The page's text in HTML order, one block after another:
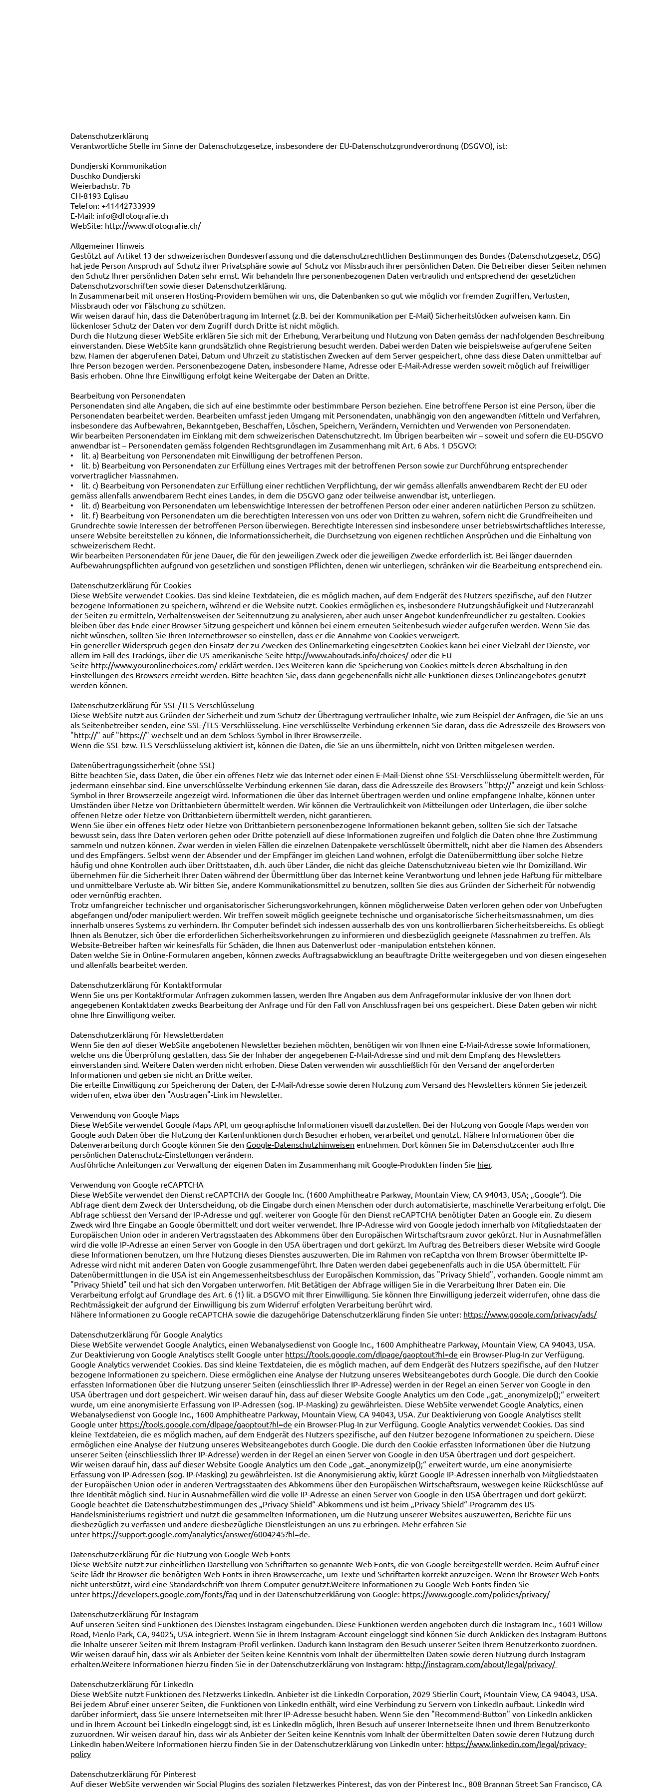
Datenschutzerklärung
Verantwortliche Stelle im Sinne der Datenschutzgesetze, insbesondere der EU-Datenschutzgrundverordnung (DSGVO), ist:
Dundjerski Kommunikation
Duschko Dundjerski
Weierbachstr. 7b
CH-8193 Eglisau
Telefon: +41442733939
E-Mail: info@dfotografie.ch
WebSite: http://www.dfotografie.ch/
Allgemeiner Hinweis
Gestützt auf Artikel 13 der schweizerischen Bundesverfassung und die datenschutzrechtlichen Bestimmungen des Bundes (Datenschutzgesetz, DSG)
hat jede Person Anspruch auf Schutz ihrer Privatsphäre sowie auf Schutz vor Missbrauch ihrer persönlichen Daten. Die Betreiber dieser Seiten nehmen
den Schutz Ihrer persönlichen Daten sehr ernst. Wir behandeln Ihre personenbezogenen Daten vertraulich und entsprechend der gesetzlichen
Datenschutzvorschriften sowie dieser Datenschutzerklärung.
In Zusammenarbeit mit unseren Hosting-Providern bemühen wir uns, die Datenbanken so gut wie möglich vor fremden Zugriffen, Verlusten,
Missbrauch oder vor Fälschung zu schützen.
Wir weisen darauf hin, dass die Datenübertragung im Internet (z.B. bei der Kommunikation per E-Mail) Sicherheitslücken aufweisen kann. Ein
lückenloser Schutz der Daten vor dem Zugriff durch Dritte ist nicht möglich.
Durch die Nutzung dieser WebSite erklären Sie sich mit der Erhebung, Verarbeitung und Nutzung von Daten gemäss der nachfolgenden Beschreibung
einverstanden. Diese WebSite kann grundsätzlich ohne Registrierung besucht werden. Dabei werden Daten wie beispielsweise aufgerufene Seiten
bzw. Namen der abgerufenen Datei, Datum und Uhrzeit zu statistischen Zwecken auf dem Server gespeichert, ohne dass diese Daten unmittelbar auf
Ihre Person bezogen werden. Personenbezogene Daten, insbesondere Name, Adresse oder E-Mail-Adresse werden soweit möglich auf freiwilliger
Basis erhoben. Ohne Ihre Einwilligung erfolgt keine Weitergabe der Daten an Dritte.
Bearbeitung von Personendaten
Personendaten sind alle Angaben, die sich auf eine bestimmte oder bestimmbare Person beziehen. Eine betroffene Person ist eine Person, über die
Personendaten bearbeitet werden. Bearbeiten umfasst jeden Umgang mit Personendaten, unabhängig von den angewandten Mitteln und Verfahren,
insbesondere das Aufbewahren, Bekanntgeben, Beschaffen, Löschen, Speichern, Verändern, Vernichten und Verwenden von Personendaten.
Wir bearbeiten Personendaten im Einklang mit dem schweizerischen Datenschutzrecht. Im Übrigen bearbeiten wir – soweit und sofern die EU-DSGVO
anwendbar ist – Personendaten gemäss folgenden Rechtsgrundlagen im Zusammenhang mit Art. 6 Abs. 1 DSGVO:
• lit. a) Bearbeitung von Personendaten mit Einwilligung der betroffenen Person.
• lit. b) Bearbeitung von Personendaten zur Erfüllung eines Vertrages mit der betroffenen Person sowie zur Durchführung entsprechender
vorvertraglicher Massnahmen.
• lit. c) Bearbeitung von Personendaten zur Erfüllung einer rechtlichen Verpflichtung, der wir gemäss allenfalls anwendbarem Recht der EU oder
gemäss allenfalls anwendbarem Recht eines Landes, in dem die DSGVO ganz oder teilweise anwendbar ist, unterliegen.
• lit. d) Bearbeitung von Personendaten um lebenswichtige Interessen der betroffenen Person oder einer anderen natürlichen Person zu schützen.
• lit. f) Bearbeitung von Personendaten um die berechtigten Interessen von uns oder von Dritten zu wahren, sofern nicht die Grundfreiheiten und
Grundrechte sowie Interessen der betroffenen Person überwiegen. Berechtigte Interessen sind insbesondere unser betriebswirtschaftliches Interesse,
unsere Website bereitstellen zu können, die Informationssicherheit, die Durchsetzung von eigenen rechtlichen Ansprüchen und die Einhaltung von
schweizerischem Recht.
Wir bearbeiten Personendaten für jene Dauer, die für den jeweiligen Zweck oder die jeweiligen Zwecke erforderlich ist. Bei länger dauernden
Aufbewahrungspflichten aufgrund von gesetzlichen und sonstigen Pflichten, denen wir unterliegen, schränken wir die Bearbeitung entsprechend ein.
Datenschutzerklärung für Cookies
Diese WebSite verwendet Cookies. Das sind kleine Textdateien, die es möglich machen, auf dem Endgerät des Nutzers spezifische, auf den Nutzer
bezogene Informationen zu speichern, während er die Website nutzt. Cookies ermöglichen es, insbesondere Nutzungshäufigkeit und Nutzeranzahl
der Seiten zu ermitteln, Verhaltensweisen der Seitennutzung zu analysieren, aber auch unser Angebot kundenfreundlicher zu gestalten. Cookies
bleiben über das Ende einer Browser-Sitzung gespeichert und können bei einem erneuten Seitenbesuch wieder aufgerufen werden. Wenn Sie das
nicht wünschen, sollten Sie Ihren Internetbrowser so einstellen, dass er die Annahme von Cookies verweigert.
Ein genereller Widerspruch gegen den Einsatz der zu Zwecken des Onlinemarketing eingesetzten Cookies kann bei einer Vielzahl der Dienste, vor
allem im Fall des Trackings, über die US-amerikanische Seite http://www.aboutads.info/choices/oder die EU-
Seite http://www.youronlinechoices.com/erklärt werden. Des Weiteren kann die Speicherung von Cookies mittels deren Abschaltung in den
Einstellungen des Browsers erreicht werden. Bitte beachten Sie, dass dann gegebenenfalls nicht alle Funktionen dieses Onlineangebotes genutzt
werden können.
Datenschutzerklärung für SSL-/TLS-Verschlüsselung
Diese WebSite nutzt aus Gründen der Sicherheit und zum Schutz der Übertragung vertraulicher Inhalte, wie zum Beispiel der Anfragen, die Sie an uns
als Seitenbetreiber senden, eine SSL-/TLS-Verschlüsselung. Eine verschlüsselte Verbindung erkennen Sie daran, dass die Adresszeile des Browsers von
"http://" auf "https://" wechselt und an dem Schloss-Symbol in Ihrer Browserzeile.
Wenn die SSL bzw. TLS Verschlüsselung aktiviert ist, können die Daten, die Sie an uns übermitteln, nicht von Dritten mitgelesen werden.
Datenübertragungssicherheit (ohne SSL)
Bitte beachten Sie, dass Daten, die über ein offenes Netz wie das Internet oder einen E-Mail-Dienst ohne SSL-Verschlüsselung übermittelt werden, für
jedermann einsehbar sind. Eine unverschlüsselte Verbindung erkennen Sie daran, dass die Adresszeile des Browsers "http://" anzeigt und kein Schloss-
Symbol in Ihrer Browserzeile angezeigt wird. Informationen die über das Internet übertragen werden und online empfangene Inhalte, können unter
Umständen über Netze von Drittanbietern übermittelt werden. Wir können die Vertraulichkeit von Mitteilungen oder Unterlagen, die über solche
offenen Netze oder Netze von Drittanbietern übermittelt werden, nicht garantieren.
Wenn Sie über ein offenes Netz oder Netze von Drittanbietern personenbezogene Informationen bekannt geben, sollten Sie sich der Tatsache
bewusst sein, dass Ihre Daten verloren gehen oder Dritte potenziell auf diese Informationen zugreifen und folglich die Daten ohne Ihre Zustimmung
sammeln und nutzen können. Zwar werden in vielen Fällen die einzelnen Datenpakete verschlüsselt übermittelt, nicht aber die Namen des Absenders
und des Empfängers. Selbst wenn der Absender und der Empfänger im gleichen Land wohnen, erfolgt die Datenübermittlung über solche Netze
häufig und ohne Kontrollen auch über Drittstaaten, d.h. auch über Länder, die nicht das gleiche Datenschutzniveau bieten wie Ihr Domizilland. Wir
übernehmen für die Sicherheit Ihrer Daten während der Übermittlung über das Internet keine Verantwortung und lehnen jede Haftung für mittelbare
und unmittelbare Verluste ab. Wir bitten Sie, andere Kommunikationsmittel zu benutzen, sollten Sie dies aus Gründen der Sicherheit für notwendig
oder vernünftig erachten.
Trotz umfangreicher technischer und organisatorischer Sicherungsvorkehrungen, können möglicherweise Daten verloren gehen oder von Unbefugten
abgefangen und/oder manipuliert werden. Wir treffen soweit möglich geeignete technische und organisatorische Sicherheitsmassnahmen, um dies
innerhalb unseres Systems zu verhindern. Ihr Computer befindet sich indessen ausserhalb des von uns kontrollierbaren Sicherheitsbereichs. Es obliegt
Ihnen als Benutzer, sich über die erforderlichen Sicherheitsvorkehrungen zu informieren und diesbezüglich geeignete Massnahmen zu treffen. Als
Website-Betreiber haften wir keinesfalls für Schäden, die Ihnen aus Datenverlust oder -manipulation entstehen können.
Daten welche Sie in Online-Formularen angeben, können zwecks Auftragsabwicklung an beauftragte Dritte weitergegeben und von diesen eingesehen
und allenfalls bearbeitet werden.
Datenschutzerklärung für Kontaktformular
Wenn Sie uns per Kontaktformular Anfragen zukommen lassen, werden Ihre Angaben aus dem Anfrageformular inklusive der von Ihnen dort
angegebenen Kontaktdaten zwecks Bearbeitung der Anfrage und für den Fall von Anschlussfragen bei uns gespeichert. Diese Daten geben wir nicht
ohne Ihre Einwilligung weiter.
Datenschutzerklärung für Newsletterdaten
Wenn Sie den auf dieser WebSite angebotenen Newsletter beziehen möchten, benötigen wir von Ihnen eine E-Mail-Adresse sowie Informationen,
welche uns die Überprüfung gestatten, dass Sie der Inhaber der angegebenen E-Mail-Adresse sind und mit dem Empfang des Newsletters
einverstanden sind. Weitere Daten werden nicht erhoben. Diese Daten verwenden wir ausschließlich für den Versand der angeforderten
Informationen und geben sie nicht an Dritte weiter.
Die erteilte Einwilligung zur Speicherung der Daten, der E-Mail-Adresse sowie deren Nutzung zum Versand des Newsletters können Sie jederzeit
widerrufen, etwa über den "Austragen"-Link im Newsletter.
Verwendung von Google Maps
Diese WebSite verwendet Google Maps API, um geographische Informationen visuell darzustellen. Bei der Nutzung von Google Maps werden von
Google auch Daten über die Nutzung der Kartenfunktionen durch Besucher erhoben, verarbeitet und genutzt. Nähere Informationen über die
Datenverarbeitung durch Google können Sie den Google-Datenschutzhinweisen entnehmen. Dort können Sie im Datenschutzcenter auch Ihre
persönlichen Datenschutz-Einstellungen verändern.
Ausführliche Anleitungen zur Verwaltung der eigenen Daten im Zusammenhang mit Google-Produkten finden Sie hier.
Verwendung von Google reCAPTCHA
Diese WebSite verwendet den Dienst reCAPTCHA der Google Inc. (1600 Amphitheatre Parkway, Mountain View, CA 94043, USA; „Google“). Die
Abfrage dient dem Zweck der Unterscheidung, ob die Eingabe durch einen Menschen oder durch automatisierte, maschinelle Verarbeitung erfolgt. Die
Abfrage schliesst den Versand der IP-Adresse und ggf. weiterer von Google für den Dienst reCAPTCHA benötigter Daten an Google ein. Zu diesem
Zweck wird Ihre Eingabe an Google übermittelt und dort weiter verwendet. Ihre IP-Adresse wird von Google jedoch innerhalb von Mitgliedstaaten der
Europäischen Union oder in anderen Vertragsstaaten des Abkommens über den Europäischen Wirtschaftsraum zuvor gekürzt. Nur in Ausnahmefällen
wird die volle IP-Adresse an einen Server von Google in den USA übertragen und dort gekürzt. Im Auftrag des Betreibers dieser Website wird Google
diese Informationen benutzen, um Ihre Nutzung dieses Dienstes auszuwerten. Die im Rahmen von reCaptcha von Ihrem Browser übermittelte IP-
Adresse wird nicht mit anderen Daten von Google zusammengeführt. Ihre Daten werden dabei gegebenenfalls auch in die USA übermittelt. Für
Datenübermittlungen in die USA ist ein Angemessenheitsbeschluss der Europäischen Kommission, das "Privacy Shield", vorhanden. Google nimmt am
"Privacy Shield" teil und hat sich den Vorgaben unterworfen. Mit Betätigen der Abfrage willigen Sie in die Verarbeitung Ihrer Daten ein. Die
Verarbeitung erfolgt auf Grundlage des Art. 6 (1) lit. a DSGVO mit Ihrer Einwilligung. Sie können Ihre Einwilligung jederzeit widerrufen, ohne dass die
Rechtmässigkeit der aufgrund der Einwilligung bis zum Widerruf erfolgten Verarbeitung berührt wird.
Nähere Informationen zu Google reCAPTCHA sowie die dazugehörige Datenschutzerklärung finden Sie unter: https://www.google.com/privacy/ads/
Datenschutzerklärung für Google Analytics
Diese WebSite verwendet Google Analytics, einen Webanalysedienst von Google Inc., 1600 Amphitheatre Parkway, Mountain View, CA 94043, USA.
Zur Deaktivierung von Google Analytiscs stellt Google unter https://tools.google.com/dlpage/gaoptout?hl=de ein Browser-Plug-In zur Verfügung.
Google Analytics verwendet Cookies. Das sind kleine Textdateien, die es möglich machen, auf dem Endgerät des Nutzers spezifische, auf den Nutzer
bezogene Informationen zu speichern. Diese ermöglichen eine Analyse der Nutzung unseres Websiteangebotes durch Google. Die durch den Cookie
erfassten Informationen über die Nutzung unserer Seiten (einschliesslich Ihrer IP-Adresse) werden in der Regel an einen Server von Google in den
USA übertragen und dort gespeichert. Wir weisen darauf hin, dass auf dieser Website Google Analytics um den Code „gat._anonymizeIp();“ erweitert
wurde, um eine anonymisierte Erfassung von IP-Adressen (sog. IP-Masking) zu gewährleisten. Diese WebSite verwendet Google Analytics, einen
Webanalysedienst von Google Inc., 1600 Amphitheatre Parkway, Mountain View, CA 94043, USA. Zur Deaktivierung von Google Analytiscs stellt
Google unter https://tools.google.com/dlpage/gaoptout?hl=de ein Browser-Plug-In zur Verfügung. Google Analytics verwendet Cookies. Das sind
kleine Textdateien, die es möglich machen, auf dem Endgerät des Nutzers spezifische, auf den Nutzer bezogene Informationen zu speichern. Diese
ermöglichen eine Analyse der Nutzung unseres Websiteangebotes durch Google. Die durch den Cookie erfassten Informationen über die Nutzung
unserer Seiten (einschliesslich Ihrer IP-Adresse) werden in der Regel an einen Server von Google in den USA übertragen und dort gespeichert.
Wir weisen darauf hin, dass auf dieser Website Google Analytics um den Code „gat._anonymizeIp();“ erweitert wurde, um eine anonymisierte
Erfassung von IP-Adressen (sog. IP-Masking) zu gewährleisten. Ist die Anonymisierung aktiv, kürzt Google IP-Adressen innerhalb von Mitgliedstaaten
der Europäischen Union oder in anderen Vertragsstaaten des Abkommens über den Europäischen Wirtschaftsraum, weswegen keine Rückschlüsse auf
Ihre Identität möglich sind. Nur in Ausnahmefällen wird die volle IP-Adresse an einen Server von Google in den USA übertragen und dort gekürzt.
Google beachtet die Datenschutzbestimmungen des „Privacy Shield“-Abkommens und ist beim „Privacy Shield“-Programm des US-
Handelsministeriums registriert und nutzt die gesammelten Informationen, um die Nutzung unserer Websites auszuwerten, Berichte für uns
diesbezüglich zu verfassen und andere diesbezügliche Dienstleistungen an uns zu erbringen. Mehr erfahren Sie
unter https://support.google.com/analytics/answer/6004245?hl=de.
Datenschutzerklärung für die Nutzung von Google Web Fonts
Diese WebSite nutzt zur einheitlichen Darstellung von Schriftarten so genannte Web Fonts, die von Google bereitgestellt werden. Beim Aufruf einer
Seite lädt Ihr Browser die benötigten Web Fonts in ihren Browsercache, um Texte und Schriftarten korrekt anzuzeigen. Wenn Ihr Browser Web Fonts
nicht unterstützt, wird eine Standardschrift von Ihrem Computer genutzt.Weitere Informationen zu Google Web Fonts finden Sie
unter https://developers.google.com/fonts/faq und in der Datenschutzerklärung von Google: https://www.google.com/policies/privacy/
Datenschutzerklärung für Instagram
Auf unseren Seiten sind Funktionen des Dienstes Instagram eingebunden. Diese Funktionen werden angeboten durch die Instagram Inc., 1601 Willow
Road, Menlo Park, CA, 94025, USA integriert. Wenn Sie in Ihrem Instagram-Account eingeloggt sind können Sie durch Anklicken des Instagram-Buttons
die Inhalte unserer Seiten mit Ihrem Instagram-Profil verlinken. Dadurch kann Instagram den Besuch unserer Seiten Ihrem Benutzerkonto zuordnen.
Wir weisen darauf hin, dass wir als Anbieter der Seiten keine Kenntnis vom Inhalt der übermittelten Daten sowie deren Nutzung durch Instagram
erhalten.Weitere Informationen hierzu finden Sie in der Datenschutzerklärung von Instagram: http://instagram.com/about/legal/privacy/
Datenschutzerklärung für LinkedIn
Diese WebSite nutzt Funktionen des Netzwerks LinkedIn. Anbieter ist die LinkedIn Corporation, 2029 Stierlin Court, Mountain View, CA 94043, USA.
Bei jedem Abruf einer unserer Seiten, die Funktionen von LinkedIn enthält, wird eine Verbindung zu Servern von LinkedIn aufbaut. LinkedIn wird
darüber informiert, dass Sie unsere Internetseiten mit Ihrer IP-Adresse besucht haben. Wenn Sie den "Recommend-Button" von LinkedIn anklicken
und in Ihrem Account bei LinkedIn eingeloggt sind, ist es LinkedIn möglich, Ihren Besuch auf unserer Internetseite Ihnen und Ihrem Benutzerkonto
zuzuordnen. Wir weisen darauf hin, dass wir als Anbieter der Seiten keine Kenntnis vom Inhalt der übermittelten Daten sowie deren Nutzung durch
LinkedIn haben.Weitere Informationen hierzu finden Sie in der Datenschutzerklärung von LinkedIn unter: https://www.linkedin.com/legal/privacy-
policy
Datenschutzerklärung für Pinterest
Auf dieser WebSite verwenden wir Social Plugins des sozialen Netzwerkes Pinterest, das von der Pinterest Inc., 808 Brannan Street San Francisco, CA